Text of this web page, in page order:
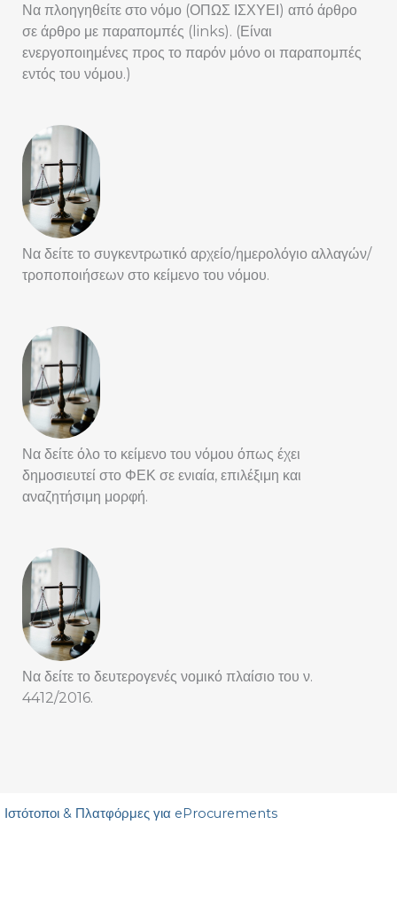
Να πλοηγηθείτε στο νόμο (ΟΠΩΣ ΙΣΧΥΕΙ) από άρθρο
σε άρθρο με παραπομπές (links). (Είναι
ενεργοποιημένες προς το παρόν μόνο οι παραπομπές
εντός του νόμου.)
Να δείτε το συγκεντρωτικό αρχείο/ημερολόγιο αλλαγών/
τροποποιήσεων στο κείμενο του νόμου.
Να δείτε όλο το κείμενο του νόμου όπως έχει
δημοσιευτεί στο ΦΕΚ σε ενιαία, επιλέξιμη και
αναζητήσιμη μορφή.
Να δείτε το δευτερογενές νομικό πλαίσιο του ν.
4412/2016.
Ιστότοποι & Πλατφόρμες για eProcurements